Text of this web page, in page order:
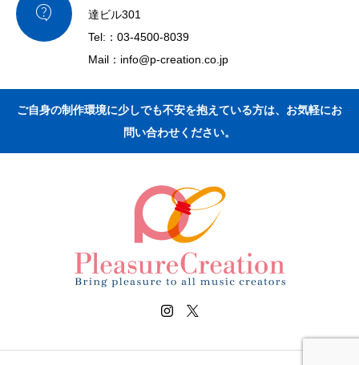

達ビル301
Tel:：03-4500-8039
Mail：info@p-creation.co.jp
ご自身の制作環境に少しでも不安を抱えている方は、お気軽にお
問い合わせください。